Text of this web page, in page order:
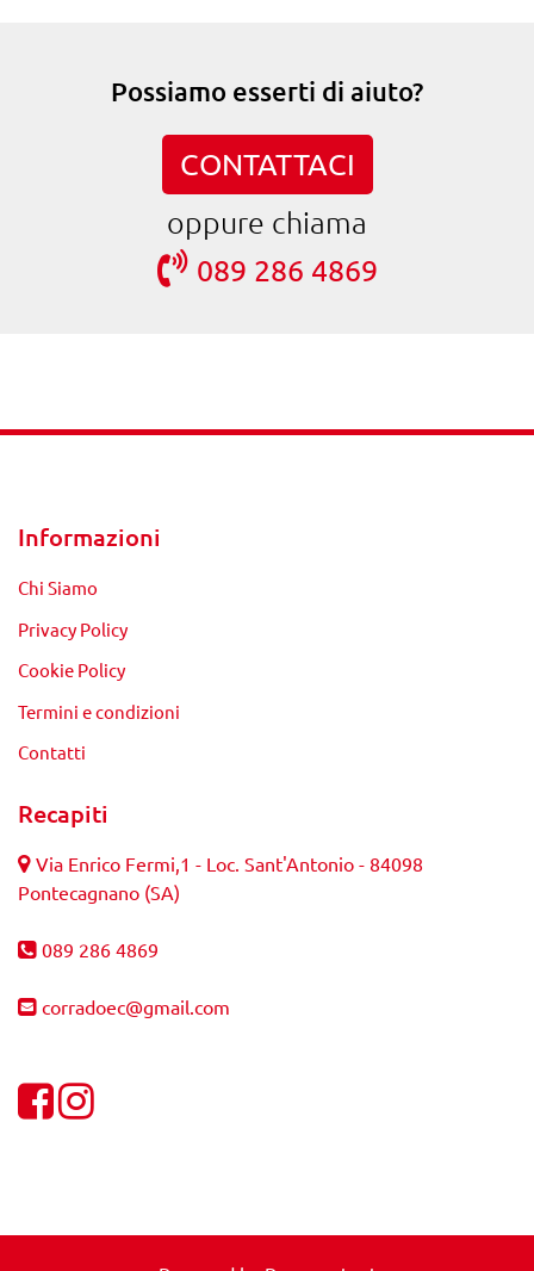
Possiamo esserti di aiuto?
CONTATTACI
oppure chiama
089 286 4869
Informazioni
Chi Siamo
Privacy Policy
Cookie Policy
Termini e condizioni
Contatti
Recapiti
Via Enrico Fermi,1 - Loc. Sant'Antonio - 84098
Pontecagnano (SA)
089 286 4869
corradoec@gmail.com
Visualizza la nostra pagina Facebook
Visualizza il nostro profilo Instagram